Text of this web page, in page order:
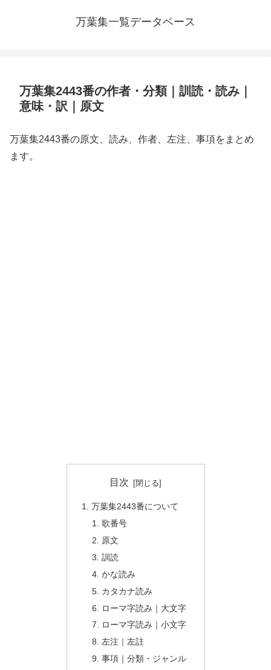
万葉集一覧データベース
万葉集2443番の作者・分類｜訓読・読み｜
意味・訳｜原文
万葉集2443番の原文、読み、作者、左注、事項をまとめ
ます。
目次
万葉集2443番について
歌番号
原文
訓読
かな読み
カタカナ読み
ローマ字読み｜大文字
ローマ字読み｜小文字
左注｜左註
事項｜分類・ジャンル